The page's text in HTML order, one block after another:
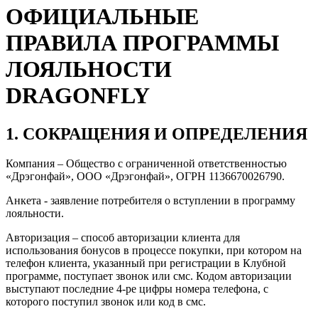
ОФИЦИАЛЬНЫЕ
ПРАВИЛА ПРОГРАММЫ
ЛОЯЛЬНОСТИ
DRAGONFLY
1. СОКРАЩЕНИЯ И ОПРЕДЕЛЕНИЯ
Компания – Общество с ограниченной ответственностью
«Дрэгонфай», ООО «Дрэгонфай», ОГРН 1136670026790.
Анкета - заявление потребителя о вступлении в программу
лояльности.
Авторизация – способ авторизации клиента для
использования бонусов в процессе покупки, при котором на
телефон клиента, указанный при регистрации в Клубной
программе, поступает звонок или смс. Кодом авторизации
выступают последние 4-ре цифры номера телефона, с
которого поступил звонок или код в смс.